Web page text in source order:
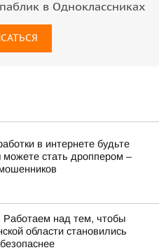
в Одноклассниках
в интернете будьте
стать дроппером –
над тем, чтобы
области становились